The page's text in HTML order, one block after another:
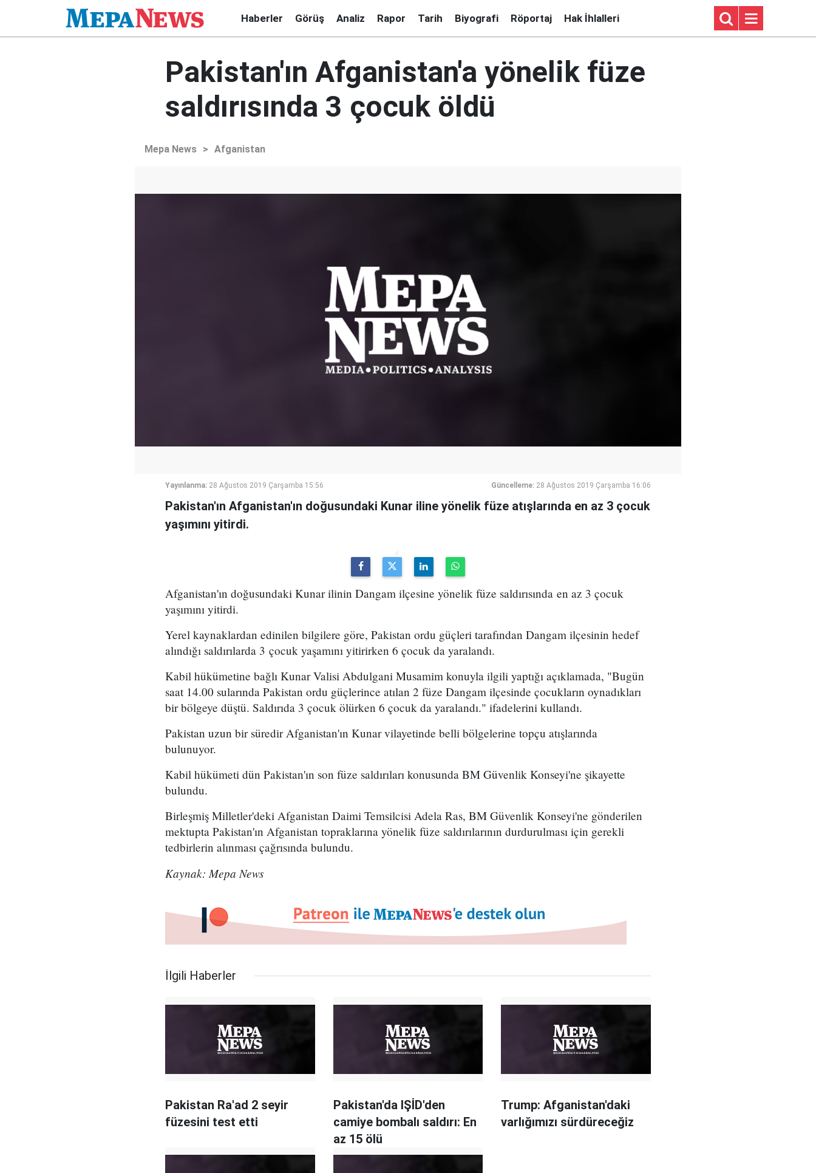
Haberler Görüş Analiz Rapor Tarih Biyografi Röportaj Hak İhlalleri
Pakistan'ın Afganistan'a yönelik füze
saldırısında 3 çocuk öldü
Mepa News > Afganistan
Yayınlanma: 28 Ağustos 2019 Çarşamba 15:56 Güncelleme: 28 Ağustos 2019 Çarşamba 16:06
Pakistan'ın Afganistan'ın doğusundaki Kunar iline yönelik füze atışlarında en az 3 çocuk
yaşımını yitirdi.
Afganistan'ın doğusundaki Kunar ilinin Dangam ilçesine yönelik füze saldırısında en az 3 çocuk
yaşımını yitirdi.
Yerel kaynaklardan edinilen bilgilere göre, Pakistan ordu güçleri tarafından Dangam ilçesinin hedef
alındığı saldırılarda 3 çocuk yaşamını yitirirken 6 çocuk da yaralandı.
Kabil hükümetine bağlı Kunar Valisi Abdulgani Musamim konuyla ilgili yaptığı açıklamada, "Bugün
saat 14.00 sularında Pakistan ordu güçlerince atılan 2 füze Dangam ilçesinde çocukların oynadıkları
bir bölgeye düştü. Saldırıda 3 çocuk ölürken 6 çocuk da yaralandı." ifadelerini kullandı.
Pakistan uzun bir süredir Afganistan'ın Kunar vilayetinde belli bölgelerine topçu atışlarında
bulunuyor.
Kabil hükümeti dün Pakistan'ın son füze saldırıları konusunda BM Güvenlik Konseyi'ne şikayette
bulundu.
Birleşmiş Milletler'deki Afganistan Daimi Temsilcisi Adela Ras, BM Güvenlik Konseyi'ne gönderilen
mektupta Pakistan'ın Afganistan topraklarına yönelik füze saldırılarının durdurulması için gerekli
tedbirlerin alınması çağrısında bulundu.
Kaynak: Mepa News
İlgili Haberler
Pakistan Ra'ad 2 seyir
füzesini test etti
Pakistan'da IŞİD'den
camiye bombalı saldırı: En
az 15 ölü
Trump: Afganistan'daki
varlığımızı sürdüreceğiz